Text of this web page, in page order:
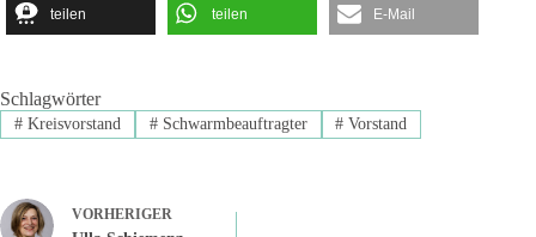
teilen teilen E-Mail
Schlagwörter
#Kreisvorstand #Schwarmbeauftragter # Vorstand
VORHERIGER